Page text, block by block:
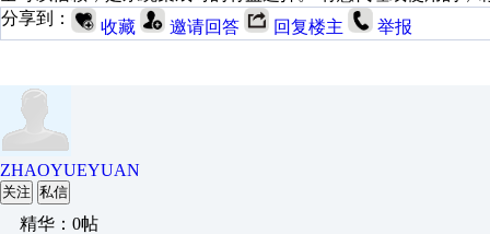
分享到：
收藏 邀请回答 回复楼主 举报
ZHAOYUEYUAN
关注 私信
精华：0帖